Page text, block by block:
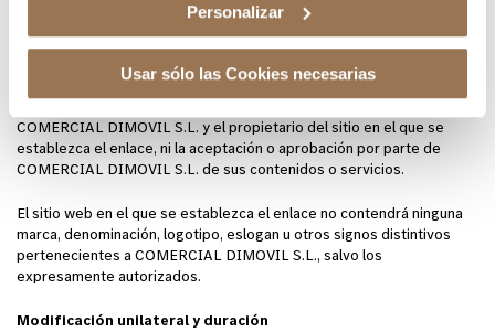
Personalizar
Usar sólo las Cookies necesarias
El usuario que se proponga establecer cualquier dispositivo técnico
de enlace desde su sitio web al portal deberá obtener la autorización
previa y escrita de COMERCIAL DIMOVIL S.L.. El establecimiento
COMERCIAL DIMOVIL S.L. y el propietario del sitio en el que se
establezca el enlace, ni la aceptación o aprobación por parte de
COMERCIAL DIMOVIL S.L. de sus contenidos o servicios.
El sitio web en el que se establezca el enlace no contendrá ninguna
marca, denominación, logotipo, eslogan u otros signos distintivos
pertenecientes a COMERCIAL DIMOVIL S.L., salvo los
expresamente autorizados.
Modificación unilateral y duración